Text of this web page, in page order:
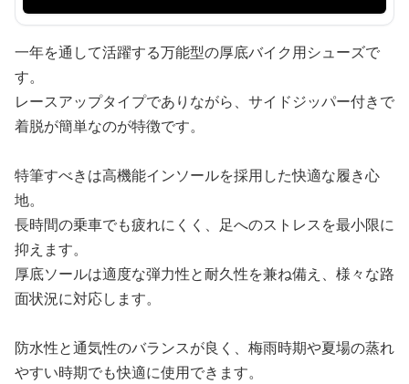
一年を通して活躍する万能型の厚底バイク用シューズで
す。
レースアップタイプでありながら、サイドジッパー付きで
着脱が簡単なのが特徴です。
特筆すべきは高機能インソールを採用した快適な履き心
地。
長時間の乗車でも疲れにくく、足へのストレスを最小限に
抑えます。
厚底ソールは適度な弾力性と耐久性を兼ね備え、様々な路
面状況に対応します。
防水性と通気性のバランスが良く、梅雨時期や夏場の蒸れ
やすい時期でも快適に使用できます。